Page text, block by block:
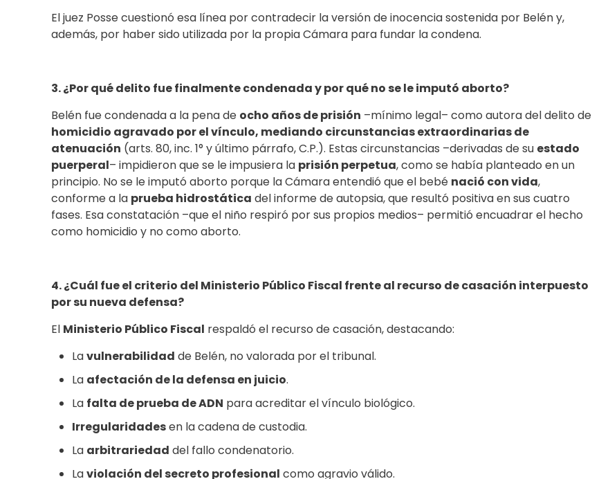
El juez Posse cuestionó esa línea por contradecir la versión de inocencia sostenida por Belén y,
además, por haber sido utilizada por la propia Cámara para fundar la condena.
3. ¿Por qué delito fue finalmente condenada y por qué no se le imputó aborto?
Belén fue condenada a la pena de ocho años de prisión –mínimo legal– como autora del delito de
homicidio agravado por el vínculo, mediando circunstancias extraordinarias de
atenuación (arts. 80, inc. 1° y último párrafo, C.P.). Estas circunstancias –derivadas de su estado
puerperal– impidieron que se le impusiera la prisión perpetua, como se había planteado en un
principio. No se le imputó aborto porque la Cámara entendió que el bebé nació con vida,
conforme a la prueba hidrostática del informe de autopsia, que resultó positiva en sus cuatro
fases. Esa constatación –que el niño respiró por sus propios medios– permitió encuadrar el hecho
como homicidio y no como aborto.
4. ¿Cuál fue el criterio del Ministerio Público Fiscal frente al recurso de casación interpuesto
por su nueva defensa?
El Ministerio Público Fiscal respaldó el recurso de casación, destacando:
Lavulnerabilidad de Belén, no valorada por el tribunal.
La afectación de la defensa en juicio.
La falta de prueba de ADN para acreditar el vínculo biológico.
Irregularidadesen la cadena de custodia.
La arbitrariedad del fallo condenatorio.
Laviolación del secreto profesional como agravio válido.